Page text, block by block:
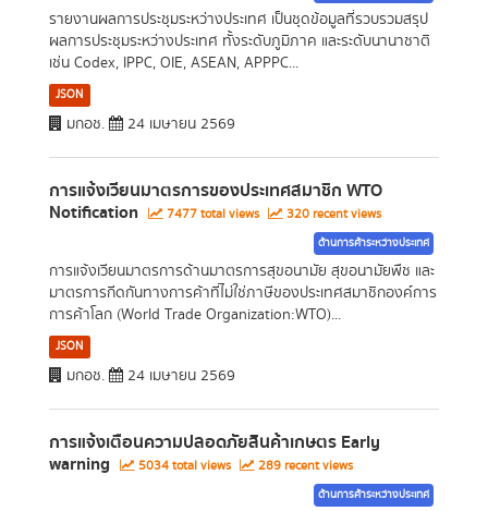
รายงานผลการประชุมระหว่างประเทศ เป็นชุดข้อมูลที่รวบรวมสรุป
ผลการประชุมระหว่างประเทศ ทั้งระดับภูมิภาค และระดับนานาชาติ
เช่น Codex, IPPC, OIE, ASEAN, APPPC...
JSON
มกอช. 24 เมษายน 2569
การแจ้งเวียนมาตรการของประเทศสมาชิก WTO
Notification 7477 total views 320 recent views
ด้านการค้าระหว่างประเทศ
การแจ้งเวียนมาตรการด้านมาตรการสุขอนามัย สุขอนามัยพืช และ
มาตรการกีดกันทางการค้าที่ไม่ใช่ภาษีของประเทศสมาชิกองค์การ
การค้าโลก (World Trade Organization:WTO)...
JSON
มกอช. 24 เมษายน 2569
การแจ้งเตือนความปลอดภัยสินค้าเกษตร Early
warning 5034 total views 289 recent views
ด้านการค้าระหว่างประเทศ